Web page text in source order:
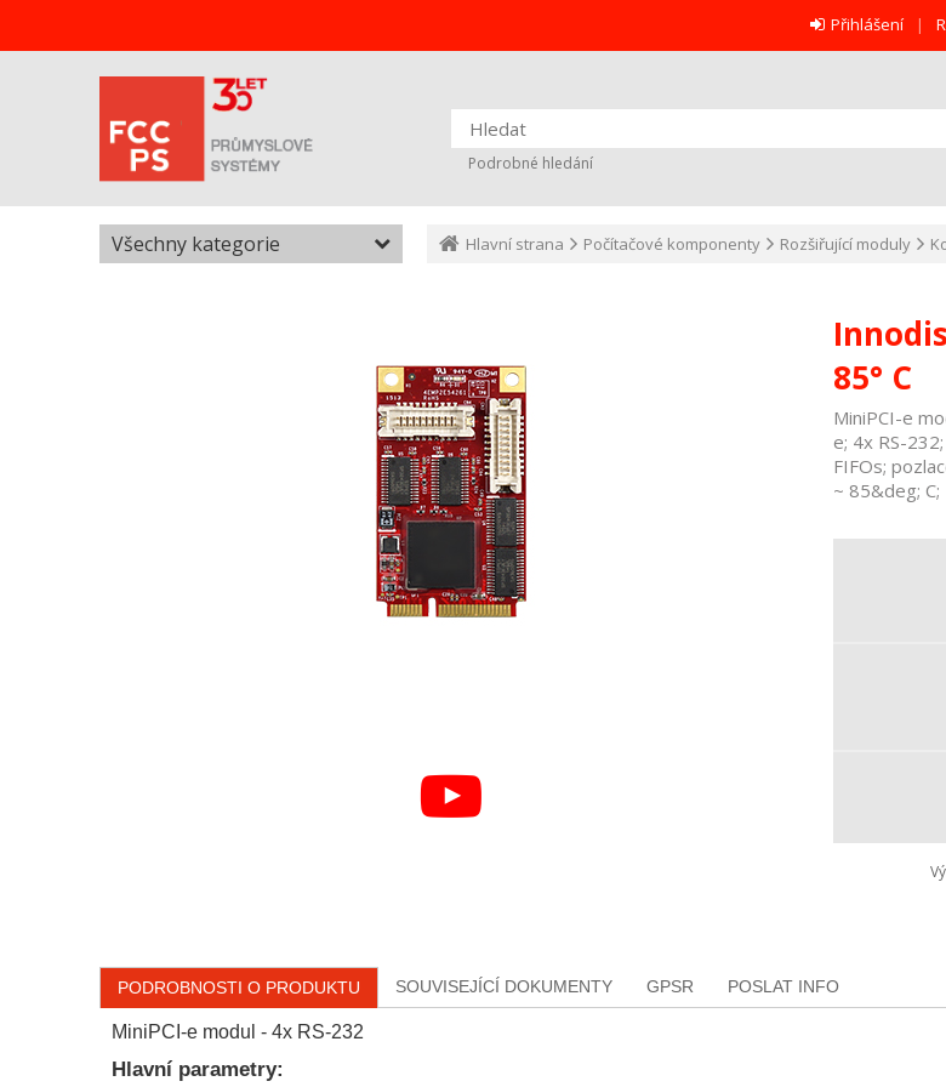
Přihlášení
Podrobné hledání
Všechny kategorie Hlavní strana Počítačové komponenty Rozšiřující moduly
85° C
MiniPCI-e
e; 4x RS-
FIFOs;
~ 85&deg; C;
PODROBNOSTI O PRODUKTU SOUVISEJÍCÍ DOKUMENTY GPSR POSLAT INFO
MiniPCI-e modul - 4x RS-232
Hlavní parametry: